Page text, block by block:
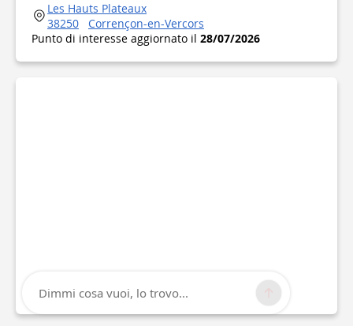
Les Hauts Plateaux
38250
Corrençon-en-Vercors
Punto di interesse aggiornato il 28/07/2026
Dimmi cosa vuoi, lo trovo...